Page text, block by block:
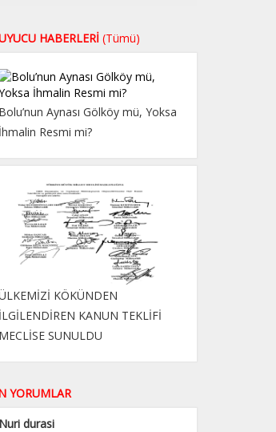
HABERLERİ (Tümü)
Bolu’nun Aynası Gölköy mü, Yoksa
İhmalin Resmi mi?
KÖKÜNDEN
İLGİLENDİREN KANUN TEKLİFİ
MECLİSE SUNULDU
YORUMLAR
Nuri durasi